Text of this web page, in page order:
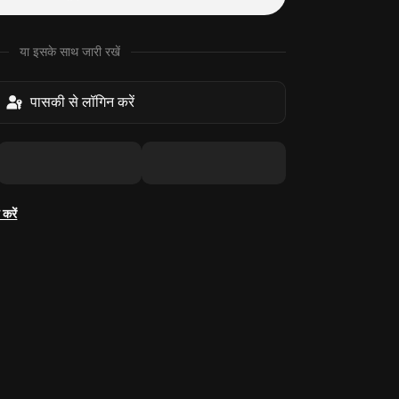
या इसके साथ जारी रखें
पासकी से लॉगिन करें
करें